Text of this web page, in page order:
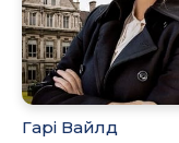
Гарі Вайлд